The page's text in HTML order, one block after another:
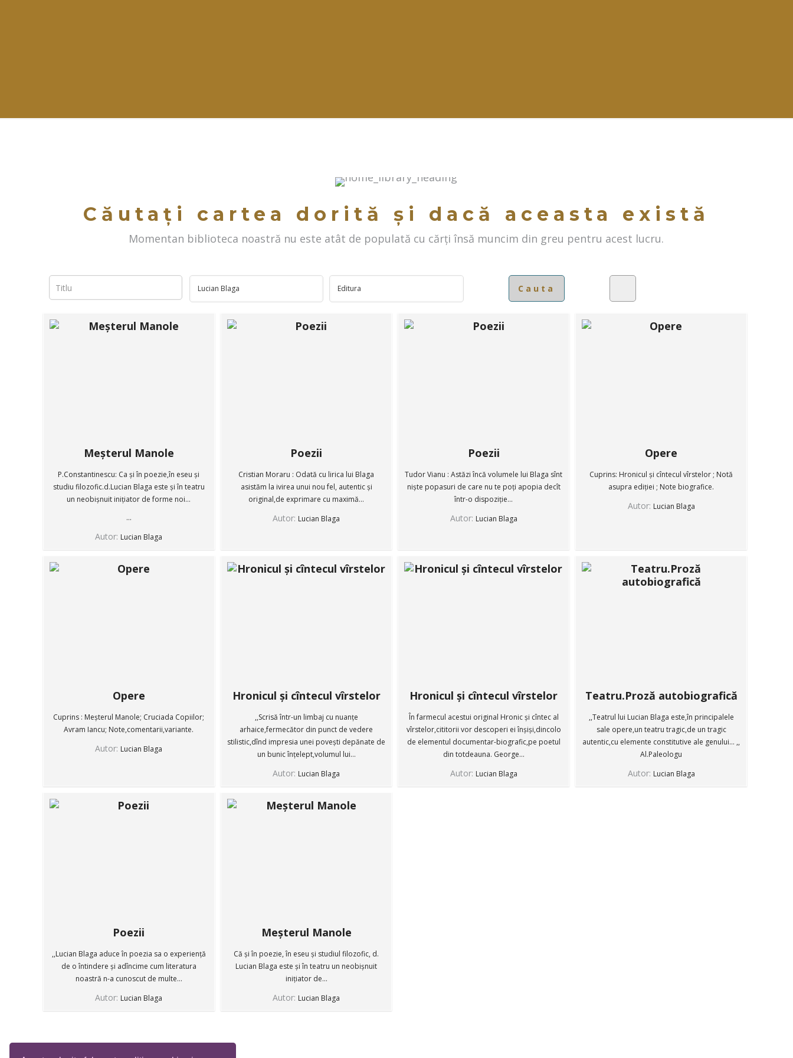
Căutați cartea dorită și dacă aceasta există
Momentan biblioteca noastră nu este atât de populată cu cărți însă muncim din greu pentru acest lucru.
Meșterul Manole
P.Constantinescu: Ca și în poezie,în eseu și
studiu filozofic.d.Lucian Blaga este și în teatru
un neobișnuit inițiator de forme noi...
...
Autor: Lucian Blaga
Poezii
Cristian Moraru : Odată cu lirica lui Blaga
asistăm la ivirea unui nou fel, autentic și
original,de exprimare cu maximă...
Autor: Lucian Blaga
Poezii
Tudor Vianu : Astăzi încă volumele lui Blaga sînt
niște popasuri de care nu te poți apopia decît
într-o dispoziție...
Autor: Lucian Blaga
Opere
Cuprins: Hronicul și cîntecul vîrstelor ; Notă
asupra ediției ; Note biografice.
Autor: Lucian Blaga
Opere
Cuprins : Meșterul Manole; Cruciada Copiilor;
Avram Iancu; Note,comentarii,variante.
Autor: Lucian Blaga
Hronicul și cîntecul vîrstelor
,,Scrisă într-un limbaj cu nuanțe
arhaice,fermecător din punct de vedere
stilistic,dînd impresia unei povești depănate de
un bunic înțelept,volumul lui...
Autor: Lucian Blaga
Hronicul și cîntecul vîrstelor
În farmecul acestui original Hronic și cîntec al
vîrstelor,cititorii vor descoperi ei înșiși,dincolo
de elementul documentar-biografic,pe poetul
din totdeauna. George...
Autor: Lucian Blaga
Teatru.Proză autobiografică
,,Teatrul lui Lucian Blaga este,în principalele
sale opere,un teatru tragic,de un tragic
autentic,cu elemente constitutive ale genului... ,,
Al.Paleologu
Autor: Lucian Blaga
Poezii
,,Lucian Blaga aduce în poezia sa o experiență
de o întindere și adîncime cum literatura
noastră n-a cunoscut de multe...
Autor: Lucian Blaga
Meșterul Manole
Că și în poezie, în eseu și studiul filozofic, d.
Lucian Blaga este și în teatru un neobișnuit
inițiator de...
Autor: Lucian Blaga